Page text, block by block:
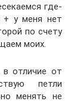
где-
у меня нет
по счету
моих.
отличие от
петли
менять не